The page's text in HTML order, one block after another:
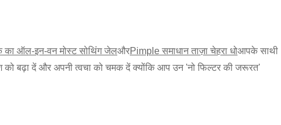
का ऑल-इन-वन मोस्ट सोथिंग जेलऔरPimple समाधान ताज़ा चेहरा धोआपके साथी
बढ़ा दें और अपनी त्वचा को चमक दें क्योंकि आप उन 'नो फिल्टर की जरूरत'